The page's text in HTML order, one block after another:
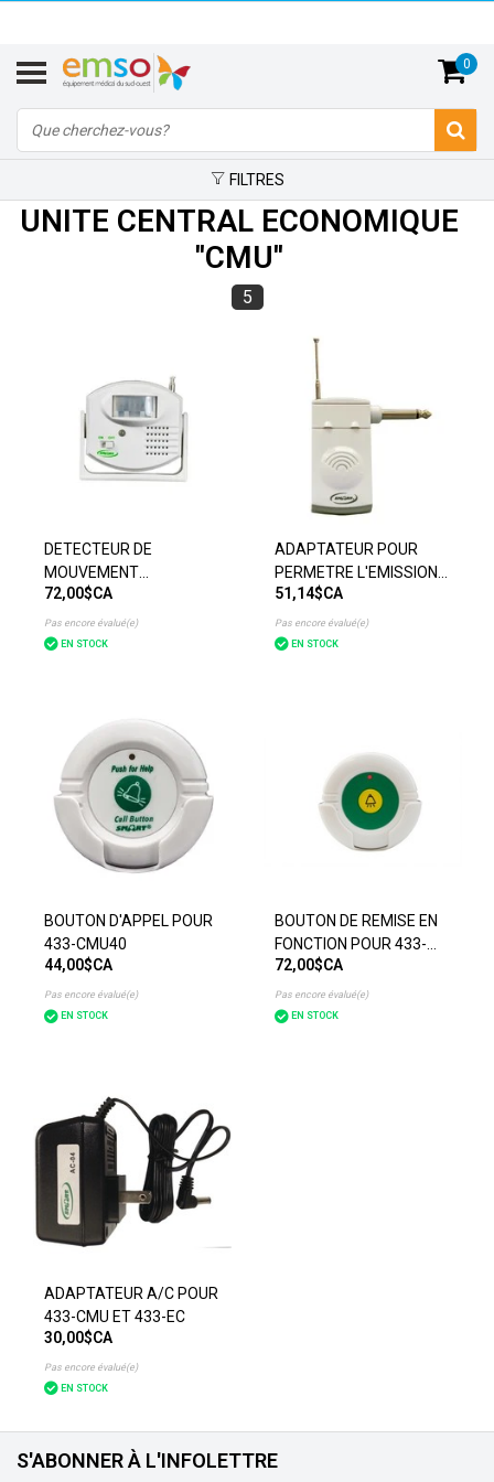
0
FILTRES
UNITE CENTRAL ECONOMIQUE
''CMU''
5
DETECTEUR DE
MOUVEMENT
POUR433EC ET 433-
CMU40
72,00$CA
Pas encore évalué(e)
EN STOCK
ADAPTATEUR POUR
PERMETRE L'EMISSION
UN SIGNAL SANS FIL A
PARTIR D'UN MONITEUR
AVEC FIL
51,14$CA
Pas encore évalué(e)
EN STOCK
BOUTON D'APPEL POUR
433-CMU40
44,00$CA
Pas encore évalué(e)
EN STOCK
BOUTON DE REMISE EN
FONCTION POUR 433-
CMU40
72,00$CA
Pas encore évalué(e)
EN STOCK
ADAPTATEUR A/C POUR
433-CMU ET 433-EC
30,00$CA
Pas encore évalué(e)
EN STOCK
S'ABONNER À L'INFOLETTRE